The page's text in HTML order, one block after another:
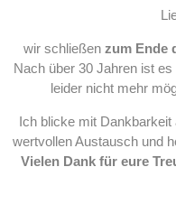
wir schließen zum Ende
Nach über 30 Jahren ist es
leider nicht mehr
Ich blicke mit Dankbarkeit
wertvollen Austausch und
Vielen Dank für eure